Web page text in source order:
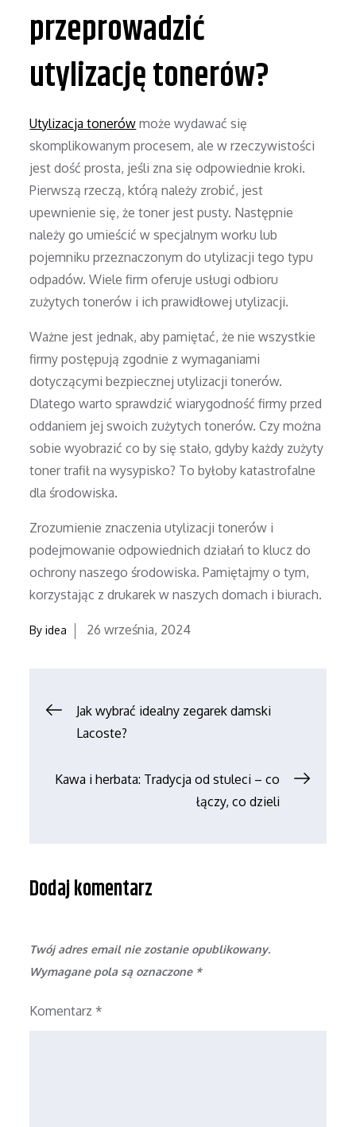
przeprowadzić
utylizację tonerów?
Utylizacja tonerów może wydawać się
skomplikowanym procesem, ale w rzeczywistości
jest dość prosta, jeśli zna się odpowiednie kroki.
Pierwszą rzeczą, którą należy zrobić, jest
upewnienie się, że toner jest pusty. Następnie
należy go umieścić w specjalnym worku lub
pojemniku przeznaczonym do utylizacji tego typu
odpadów. Wiele firm oferuje usługi odbioru
zużytych tonerów i ich prawidłowej utylizacji.
Ważne jest jednak, aby pamiętać, że nie wszystkie
firmy postępują zgodnie z wymaganiami
dotyczącymi bezpiecznej utylizacji tonerów.
Dlatego warto sprawdzić wiarygodność firmy przed
oddaniem jej swoich zużytych tonerów. Czy można
sobie wyobrazić co by się stało, gdyby każdy zużyty
toner trafił na wysypisko? To byłoby katastrofalne
dla środowiska.
Zrozumienie znaczenia utylizacji tonerów i
podejmowanie odpowiednich działań to klucz do
ochrony naszego środowiska. Pamiętajmy o tym,
korzystając z drukarek w naszych domach i biurach.
Byidea
Posted
26 września, 2024
Nawigacja
Jak wybrać idealny zegarek damski
Lacoste?
Kawa i herbata: Tradycja od stuleci – co
łączy, co dzieli
Dodaj komentarz
Twój adres email nie zostanie opublikowany.
Wymagane pola są oznaczone *
Komentarz *